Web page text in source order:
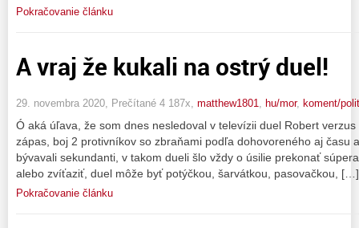
Pokračovanie článku
A vraj že kukali na ostrý duel!
29. novembra 2020, Prečítané 4 187x, matthew1801 hu/mor, koment/
Ó aká úľava, že som dnes nesledoval v televízii duel Robert
zápas, boj 2 protivníkov so zbraňami podľa dohovoreného aj času
bývavali sekundanti, v takom dueli šlo vždy o úsilie prekonať
alebo zvíťaziť, duel môže byť potýčkou, šarvátkou, pasovačkou, […]
Pokračovanie článku